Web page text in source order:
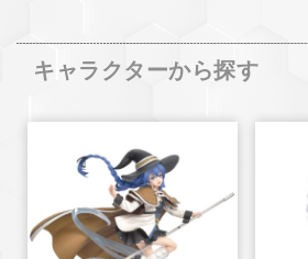
キャラクターから探す